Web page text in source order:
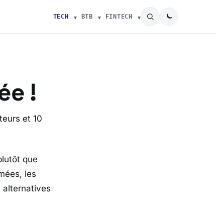
TECH BTB FINTECH
!
et 10
que
les
alternatives